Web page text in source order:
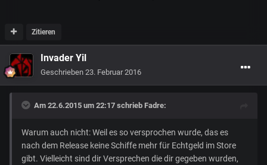
Zitieren
Invader Yil
Geschrieben 23. Februar 2016
Am 22.6.2015 um 22:17 schrieb Fadre:
Warum auch nicht: Weil es so versprochen wurde, das es
nach dem Release keine Schiffe mehr für Echtgeld im Store
gibt. Vielleicht sind dir Versprechen die dir gegeben wurden,